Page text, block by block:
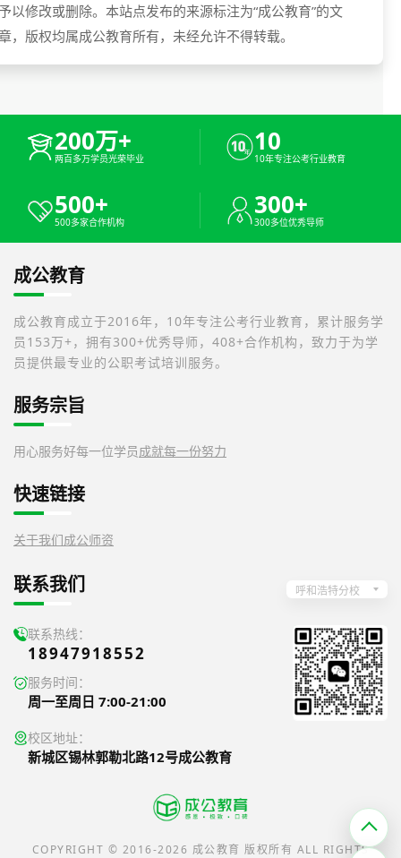
以修改或删除。本站点发布的来源标注为“成公教育”的文
，版权均属成公教育所有，未经允许不得转载。
200万+
两百多万学员光荣毕业
10
10年专注公考行业教育
500+
500多家合作机构
300+
300多位优秀导师
成公教育
成公教育成立于2016年，10年专注公考行业教育，累计服务学
员153万+，拥有300+优秀导师，408+合作机构，致力于为学
员提供最专业的公职考试培训服务。
服务宗旨
用心服务好每一位学员成就每一份努力
快速链接
关于我们成公师资
COPYRIGHT © 2016-2026 成公教育 版权所有 ALL RIGHTS
联系我们 呼和浩特分校
联系热线：
18947918552
服务时间：
周一至周日 7:00-21:00
校区地址：
新城区锡林郭勒北路12号成公教育